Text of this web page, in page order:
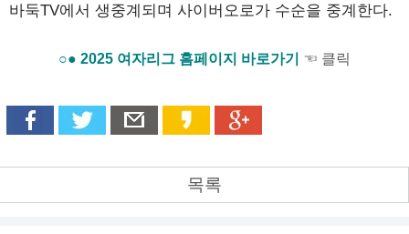
바둑TV에서 생중계되며 사이버오로가 수순을 중계한다.
○● 2025 여자리그 홈페이지 바로가기 ☜ 클릭
목록